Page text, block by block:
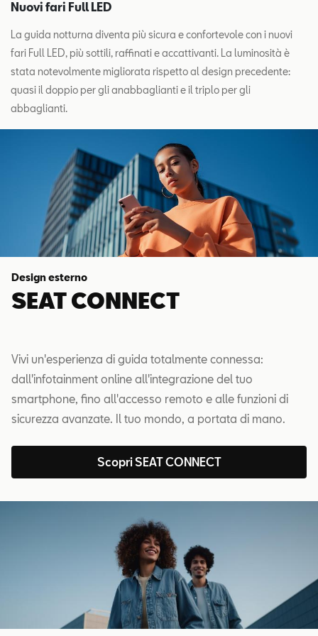
Nuovi fari Full LED
La guida notturna diventa più sicura e confortevole con i nuovi
fari Full LED, più sottili, raffinati e accattivanti. La luminosità è
stata notevolmente migliorata rispetto al design precedente:
quasi il doppio per gli anabbaglianti e il triplo per gli
abbaglianti.
Design esterno
SEAT CONNECT
Vivi un'esperienza di guida totalmente connessa:
dall'infotainment online all'integrazione del tuo
smartphone, fino all'accesso remoto e alle funzioni di
sicurezza avanzate. Il tuo mondo, a portata di mano.
Scopri SEAT CONNECT